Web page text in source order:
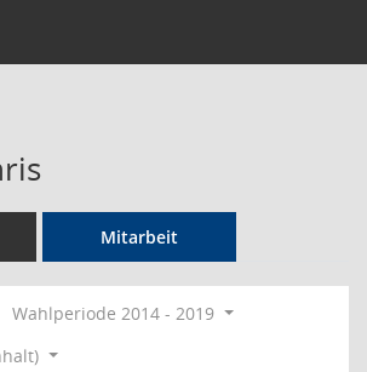
Mitarbeit
Wahlperiode 2014 - 2019